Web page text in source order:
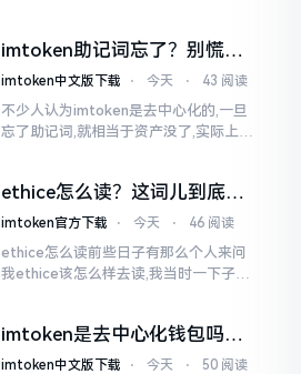
李鹏
imtoken助记词忘了？别慌，
这招能救你
imtoken中文版下载 ⋅ 今天 ⋅ 43 阅读
不少人认为imtoken是去中心化的,一旦
忘了助记词,就相当于资产没了,实际上这
于网络连接状态
ethice怎么读？这词儿到底念
啥，别搞错了
imtoken官方下载 ⋅ 今天 ⋅ 46 阅读
ethice怎么读前些日子有那么个人来问
我ethice该怎么样去读,我当时一下子就
呢拼写方面却少了一个字母
imtoken是去中心化钱包吗？
看完这篇不踩坑
imtoken中文版下载 ⋅ 今天 ⋅ 50 阅读